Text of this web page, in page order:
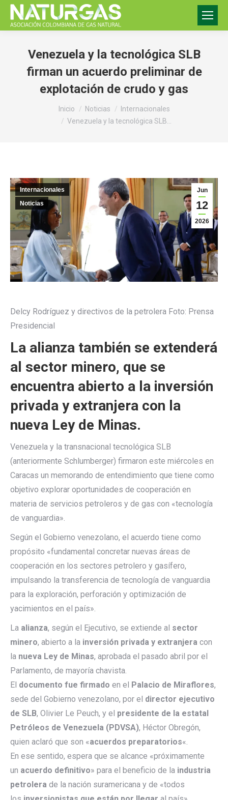
Venezuela y la tecnológica SLB
firman un acuerdo preliminar de
explotación de crudo y gas
Inicio Noticias
Internacionales
Venezuela y la tecnológica SLB…
Jun
12
2026
Internacionales
Noticias
Delcy Rodríguez y directivos de la petrolera Foto: Prensa
Presidencial
La alianza también se extenderá
al sector minero, que se
encuentra abierto a la inversión
privada y extranjera con la
nueva Ley de Minas.
Venezuela y la transnacional tecnológica SLB
(anteriormente Schlumberger) firmaron este miércoles en
Caracas un memorando de entendimiento que tiene como
objetivo explorar oportunidades de cooperación en
materia de servicios petroleros y de gas con «tecnología
de vanguardia».
Según el Gobierno venezolano, el acuerdo tiene como
propósito «fundamental concretar nuevas áreas de
cooperación en los sectores petrolero y gasífero,
impulsando la transferencia de tecnología de vanguardia
para la exploración, perforación y optimización de
yacimientos en el país».
La alianza, según el Ejecutivo, se extiende al sector
minero, abierto a la inversión privada y extranjera con
la nueva Ley de Minas, aprobada el pasado abril por el
Parlamento, de mayoría chavista.
El documento fue firmado en el Palacio de Miraflores,
sede del Gobierno venezolano, por el director ejecutivo
de SLB, Olivier Le Peuch, y el presidente de la estatal
Petróleos de Venezuela (PDVSA), Héctor Obregón,
quien aclaró que son «acuerdos preparatorios«.
En ese sentido, espera que se alcance «próximamente
un acuerdo definitivo» para el beneficio de la industria
petrolera de la nación suramericana y de «todos